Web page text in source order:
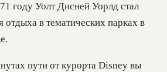
году Уолт Дисней Уорлд стал
в тематических парках в
пути от курорта Disney вы